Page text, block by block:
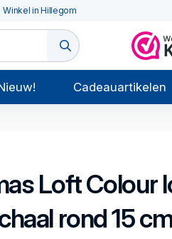
Winkel in Hillegom
Cadeauartikelen
Loft Colour
rond 15